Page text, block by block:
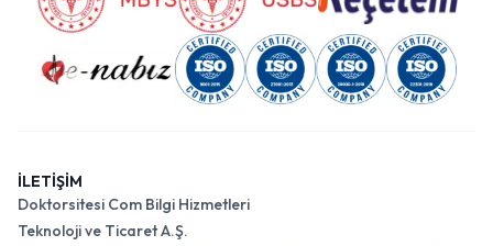
İLETİŞİM
Doktorsitesi Com Bilgi Hizmetleri
Teknoloji ve Ticaret A.Ş.